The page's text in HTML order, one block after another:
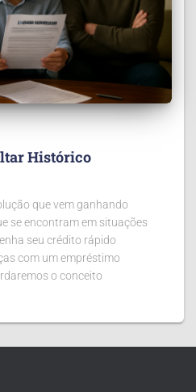
Histórico
que vem ganhando
se encontram em situações
seu crédito rápido
com um empréstimo
o conceito